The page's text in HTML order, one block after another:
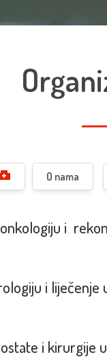
O nama
i
i
i kirurgije